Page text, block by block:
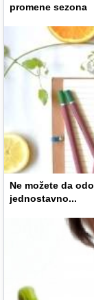
promene sezona
Ne možete da
jednostavno...